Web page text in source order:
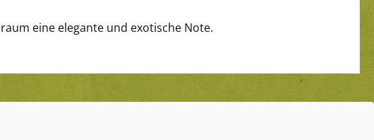
eine elegante und exotische Note.